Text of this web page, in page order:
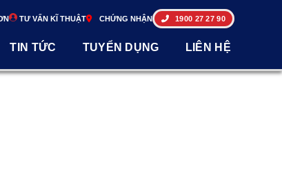
TƯ VẤN KĨ THUẬT CHỨNG NHẬN 1900 27 27 90
TIN TỨC TUYỂN DỤNG LIÊN HỆ